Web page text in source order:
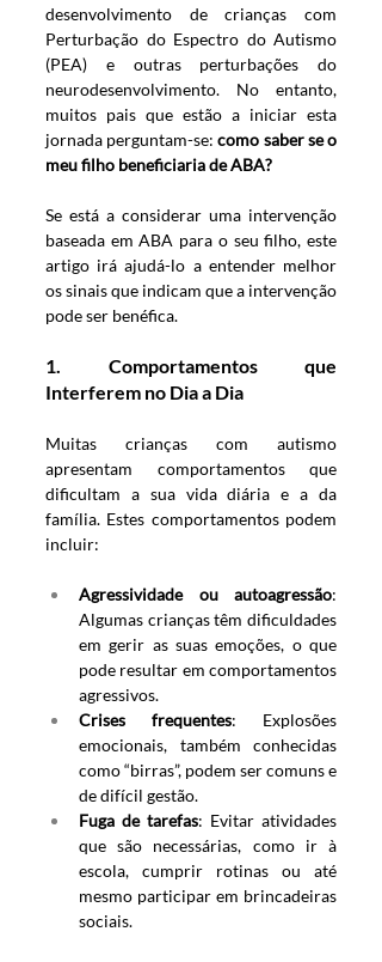
desenvolvimento de crianças com
Perturbação do Espectro do Autismo
(PEA) e outras perturbações do
neurodesenvolvimento. No entanto,
muitos pais que estão a iniciar esta
jornada perguntam-se: como saber se o
meu filho beneficiaria de ABA?
Se está a considerar uma intervenção
baseada em ABA para o seu filho, este
artigo irá ajudá-lo a entender melhor
os sinais que indicam que a intervenção
pode ser benéfica.
1. Comportamentos que
Interferem no Dia a Dia
Muitas crianças com autismo
apresentam comportamentos que
dificultam a sua vida diária e a da
família. Estes comportamentos podem
incluir:
Agressividade ou autoagressão:
Algumas crianças têm dificuldades
em gerir as suas emoções, o que
pode resultar em comportamentos
agressivos.
Crises frequentes: Explosões
emocionais, também conhecidas
como “birras”, podem ser comuns e
de difícil gestão.
Fuga de tarefas: Evitar atividades
que são necessárias, como ir à
escola, cumprir rotinas ou até
mesmo participar em brincadeiras
sociais.